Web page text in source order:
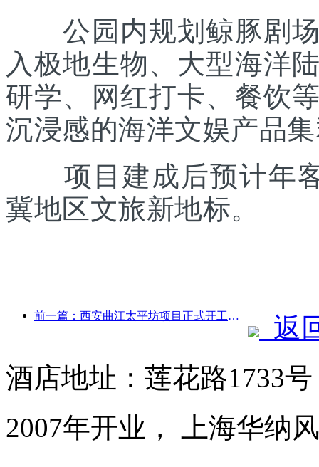
公园内规划鲸豚剧场
入极地生物、大型海洋
研学、网红打卡、餐饮
沉浸感的海洋文娱产品
项目建成后预计年客
冀地区文旅新地标。
前一篇：西安曲江太平坊项目正式开工，总建面13.7万方
返
酒店地址：莲花路1733
2007年开业， 上海华